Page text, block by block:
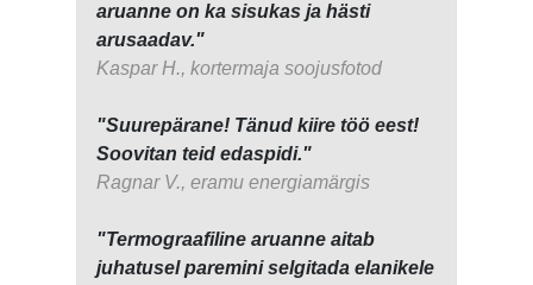
aruanne on ka sisukas ja hästi
arusaadav."
Kaspar H., kortermaja soojusfotod
"Suurepärane! Tänud kiire töö eest!
Soovitan teid edaspidi."
Ragnar V., eramu energiamärgis
"Termograafiline aruanne aitab
juhatusel paremini selgitada elanikele